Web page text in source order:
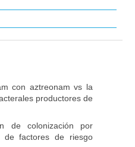
con aztreonam vs la
productores de
de colonización por
de factores de riesgo